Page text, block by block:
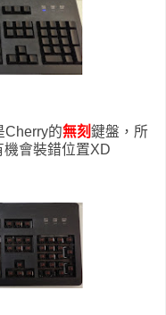
Cherry的無刻鍵盤，所
會裝錯位置XD